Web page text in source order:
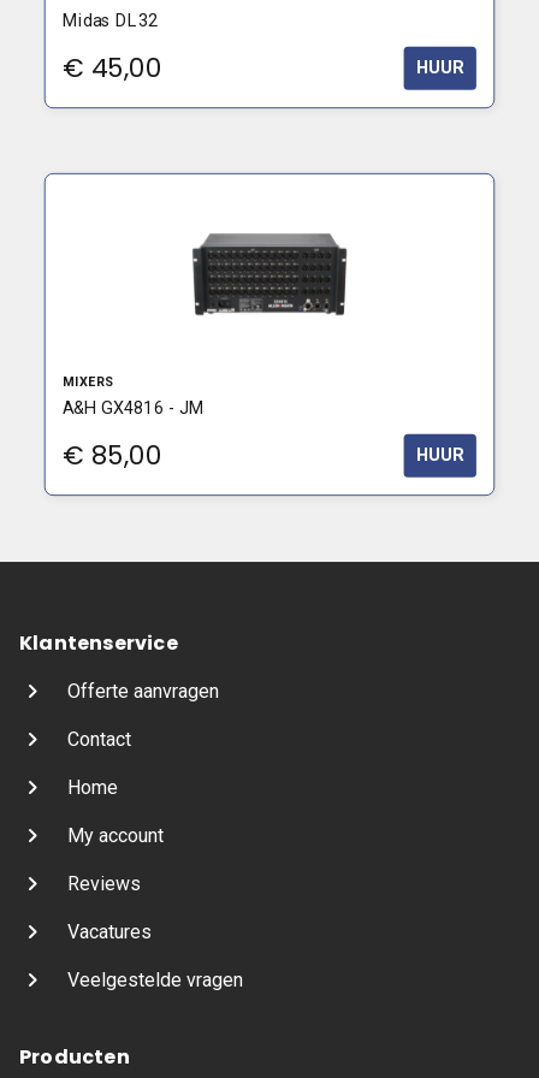
Midas DL32
€ 45,00 HUUR
MIXERS
A&H GX4816 - JM
€ 85,00 HUUR
Klantenservice
Offerte aanvragen
Contact
Home
My account
Reviews
Vacatures
Veelgestelde vragen
Producten